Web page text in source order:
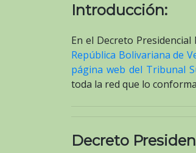
Introducción:
En el Decreto
República Bolivariana de
página web del Tribunal
toda la red que lo
Decreto